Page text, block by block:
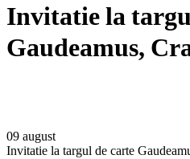
Invitatie la
Gaudeamus,
09 august
Invitatie la targul de carte